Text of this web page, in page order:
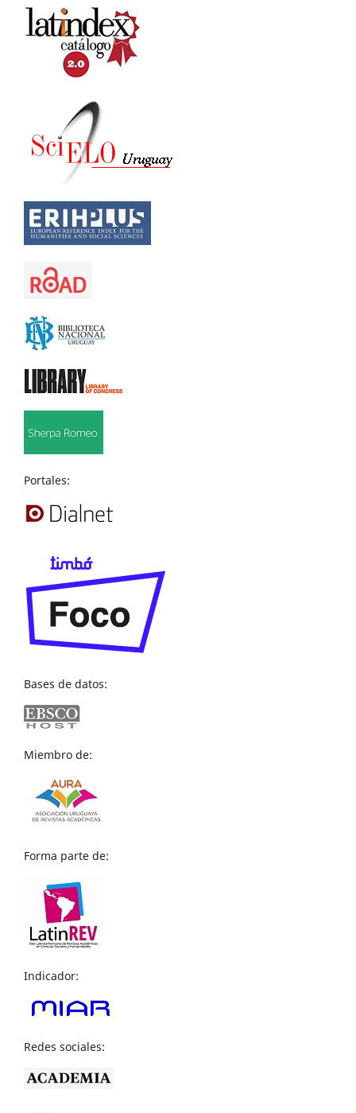
Portales:
Bases de datos:
Miembro de:
Forma parte de:
Indicador:
Redes sociales: